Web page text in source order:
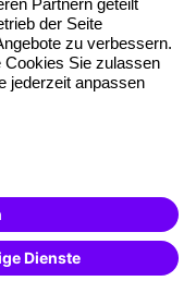
erhalte
KI-Berater